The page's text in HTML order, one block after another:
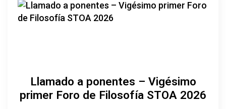
Llamado a ponentes – Vigésimo
primer Foro de Filosofía STOA 2026